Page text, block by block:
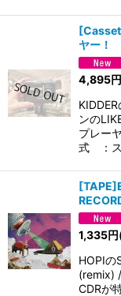
ヤー！
4,895円
ンの
プレー
式 ：
1,335円
HOPIの
(remix)
CDRが